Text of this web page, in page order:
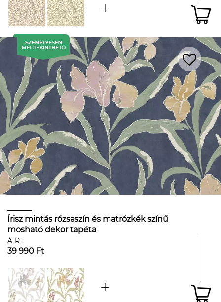
Írisz mintás rózsaszín és matrózkék színű
mosható dekor tapéta
ÁR:
39 990 Ft